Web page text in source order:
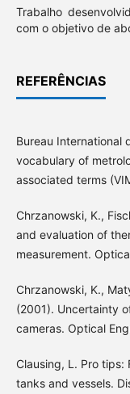
Trabalho
com o objetivo de
REFERÊNCIAS
Bureau International
vocabulary of
associated terms
Chrzanowski, K.,
and evaluation of
measurement.
Chrzanowski, K.,
(2001). Uncertainty
cameras. Optical
Clausing, L. Pro tips:
tanks and vessels.